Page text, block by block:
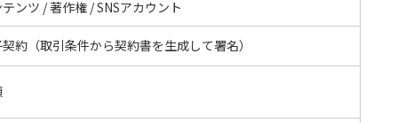
ンツ / 著作権 / SNSアカウント
約（取引条件から契約書を生成して署名）